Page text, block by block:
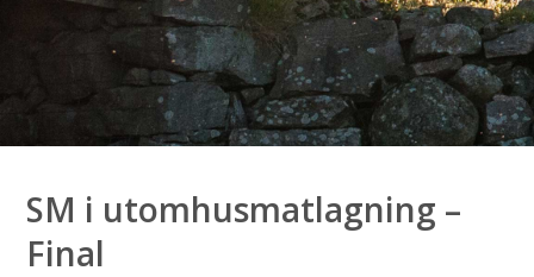
SM i utomhusmatlagning –
Final